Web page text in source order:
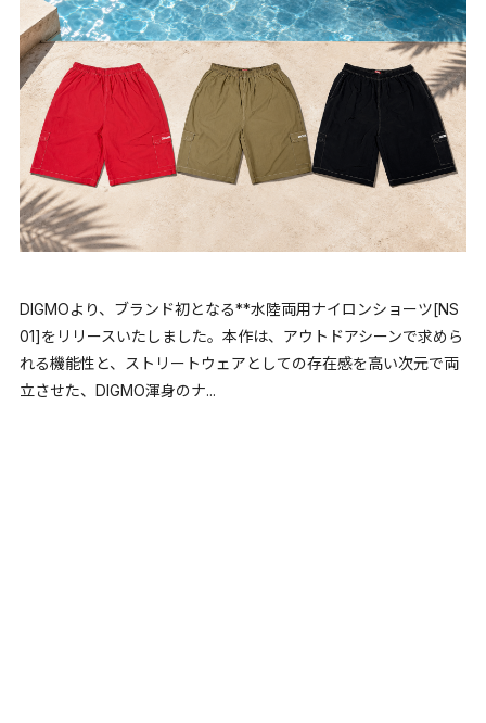
DIGMOより、ブランド初となる**水陸両用ナイロンショーツ[NS
01]をリリースいたしました。本作は、アウトドアシーンで求めら
れる機能性と、ストリートウェアとしての存在感を高い次元で両
立させた、DIGMO渾身のナ...